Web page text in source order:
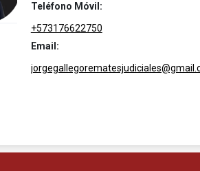
Teléfono Móvil:
+573176622750
Email: